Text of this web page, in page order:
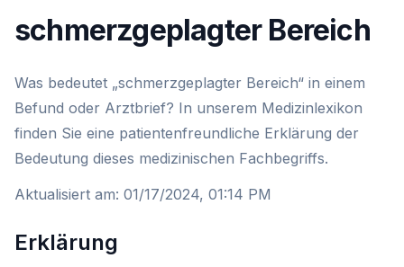
schmerzgeplagter Bereich
Was bedeutet „schmerzgeplagter Bereich“ in einem
Befund oder Arztbrief? In unserem Medizinlexikon
finden Sie eine patientenfreundliche Erklärung der
Bedeutung dieses medizinischen Fachbegriffs.
Aktualisiert am: 01/17/2024, 01:14 PM
Erklärung